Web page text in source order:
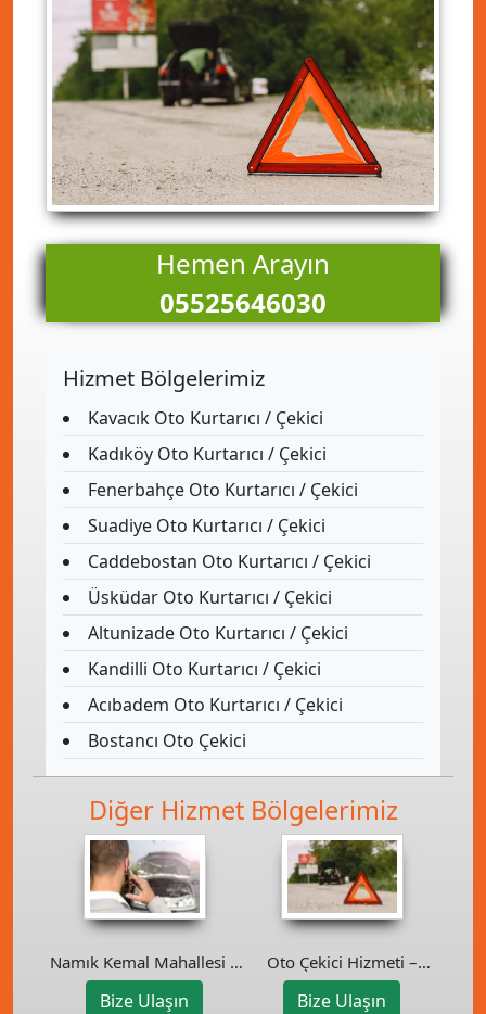
Hemen Arayın
05525646030
Hizmet Bölgelerimiz
Kavacık Oto Kurtarıcı / Çekici
Kadıköy Oto Kurtarıcı / Çekici
Fenerbahçe Oto Kurtarıcı / Çekici
Suadiye Oto Kurtarıcı / Çekici
Caddebostan Oto Kurtarıcı / Çekici
Üsküdar Oto Kurtarıcı / Çekici
Altunizade Oto Kurtarıcı / Çekici
Kandilli Oto Kurtarıcı / Çekici
Acıbadem Oto Kurtarıcı / Çekici
Bostancı Oto Çekici
Diğer Hizmet Bölgelerimiz
Namık Kemal Mahallesi –
Ümraniye Oto Kurtarıcı
Bize Ulaşın
Oto Çekici Hizmeti –
Bostancı ve Kadıköy’de
Güvenilir Çözüm
Bize Ulaşın